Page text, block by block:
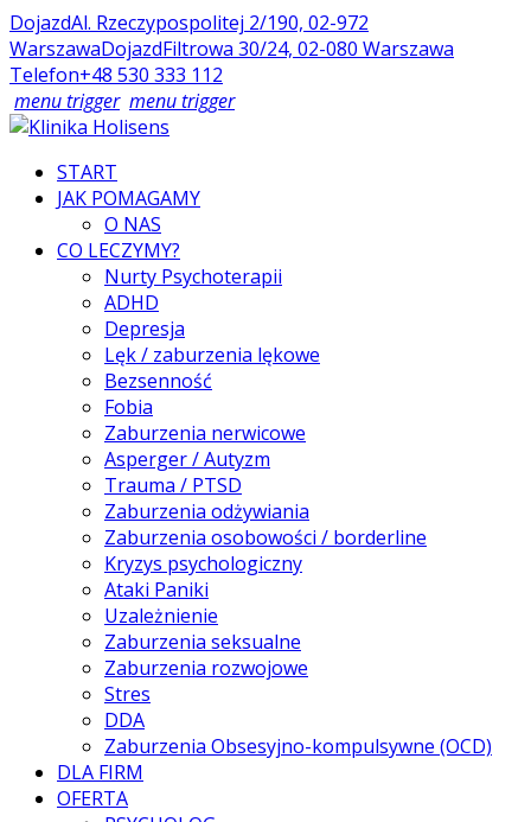
DojazdAl. Rzeczypospolitej 2/190, 02-972
WarszawaDojazdFiltrowa 30/24, 02-080 Warszawa
Telefon+48 530 333 112
menu trigger menu trigger
START
JAK POMAGAMY
O NAS
CO LECZYMY?
Nurty Psychoterapii
ADHD
Depresja
Lęk / zaburzenia lękowe
Bezsenność
Fobia
Zaburzenia nerwicowe
Asperger / Autyzm
Trauma / PTSD
Zaburzenia odżywiania
Zaburzenia osobowości / borderline
Kryzys psychologiczny
Ataki Paniki
Uzależnienie
Zaburzenia seksualne
Zaburzenia rozwojowe
Stres
DDA
Zaburzenia Obsesyjno-kompulsywne (OCD)
DLA FIRM
OFERTA